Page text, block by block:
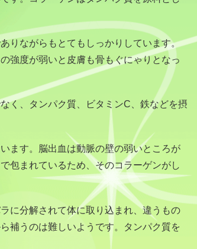
りながらもとてもしっかりしています。
強度が弱いと皮膚も骨もぐにゃりとなっ
く、タンパク質、ビタミンC、鉄などを摂
ます。脳出血は動脈の壁の弱いところが
包まれているため、そのコラーゲンがし
に分解されて体に取り込まれ、違うもの
補うのは難しいようです。タンパク質を